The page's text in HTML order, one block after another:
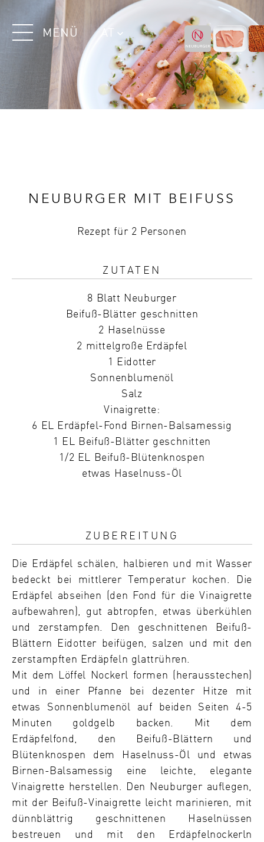
MENÜ
NEUBURGER MIT BEIFUSS
Rezept für 2 Personen
ZUTATEN
8 Blatt Neuburger
Beifuß-Blätter geschnitten
2 Haselnüsse
2 mittelgroße Erdäpfel
1 Eidotter
Sonnenblumenöl
Salz
Vinaigrette:
6 EL Erdäpfel-Fond Birnen-Balsamessig
1 EL Beifuß-Blätter geschnitten
1/2 EL Beifuß-Blütenknospen
etwas Haselnuss-Öl
ZUBEREITUNG
Die Erdäpfel schälen, halbieren und mit Wasser
bedeckt bei mittlerer Temperatur kochen. Die
Erdäpfel abseihen (den Fond für die Vinaigrette
aufbewahren), gut abtropfen, etwas überkühlen
und zerstampfen. Den geschnittenen Beifuß-
Blättern Eidotter beifügen, salzen und mit den
zerstampften Erdäpfeln glattrühren.
Mit dem Löffel Nockerl formen (herausstechen)
und in einer Pfanne bei dezenter Hitze mit
etwas Sonnenblumenöl auf beiden Seiten 4-5
Minuten goldgelb backen. Mit dem
Erdäpfelfond, den Beifuß-Blättern und
Blütenknospen dem Haselnuss-Öl und etwas
Birnen-Balsamessig eine leichte, elegante
Vinaigrette herstellen. Den Neuburger auflegen,
mit der Beifuß-Vinaigrette leicht marinieren, mit
dünnblättrig geschnittenen Haselnüssen
bestreuen und mit den Erdäpfelnockerln